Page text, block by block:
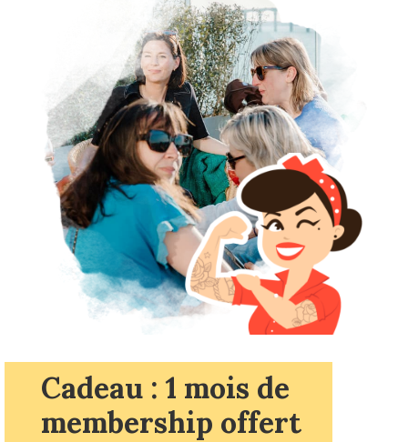
Cadeau : 1 mois de
membership offert